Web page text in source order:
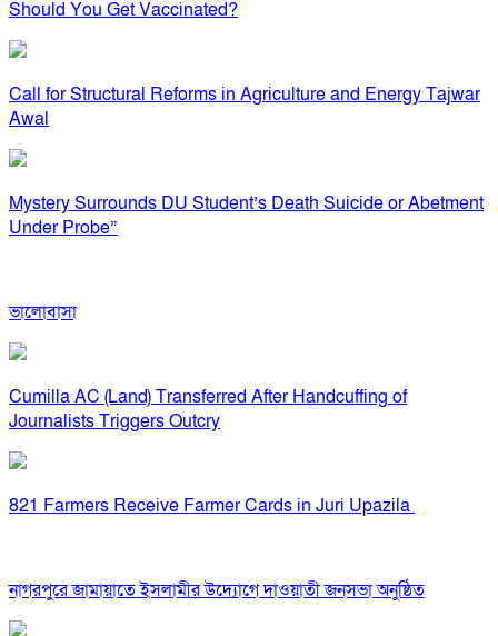
Should You Get Vaccinated?
Call for Structural Reforms in Agriculture and Energy Tajwar
Awal
Mystery Surrounds DU Student’s Death Suicide or Abetment
Under Probe”
ভালোবাসা
Cumilla AC (Land) Transferred After Handcuffing of
Journalists Triggers Outcry
821 Farmers Receive Farmer Cards in Juri Upazila
নাগরপুরে জামায়াতে ইসলামীর উদ্যোগে দাওয়াতী জনসভা অনুষ্ঠিত